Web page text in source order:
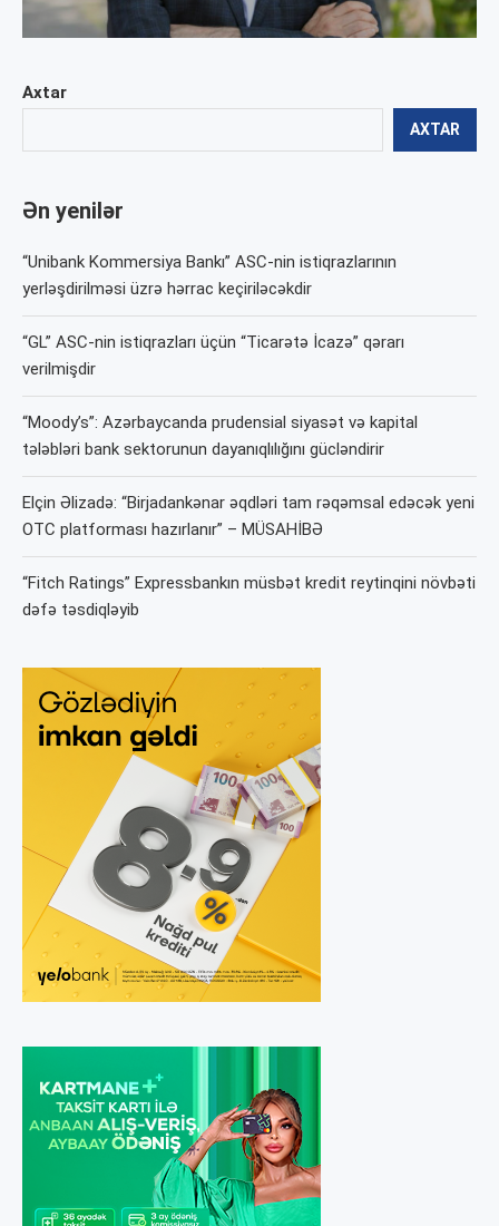
Axtar
AXTAR
Ən yenilər
“Unibank Kommersiya Bankı” ASC-nin istiqrazlarının
yerləşdirilməsi üzrə hərrac keçiriləcəkdir
“GL” ASC-nin istiqrazları üçün “Ticarətə İcazə” qərarı
verilmişdir
“Moody’s”: Azərbaycanda prudensial siyasət və kapital
tələbləri bank sektorunun dayanıqlılığını gücləndirir
Elçin Əlizadə: “Birjadankənar əqdləri tam rəqəmsal edəcək yeni
OTC platforması hazırlanır” – MÜSAHİBƏ
“Fitch Ratings” Expressbankın müsbət kredit reytinqini növbəti
dəfə təsdiqləyib